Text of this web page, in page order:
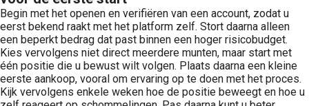
Begin met het openen en verifiëren van een account, zodat u
eerst bekend raakt met het platform zelf. Stort daarna alleen
een beperkt bedrag dat past binnen een hoger risicobudget.
Kies vervolgens niet direct meerdere munten, maar start met
één positie die u bewust wilt volgen. Plaats daarna een kleine
eerste aankoop, vooral om ervaring op te doen met het proces.
Kijk vervolgens enkele weken hoe de positie beweegt en hoe u